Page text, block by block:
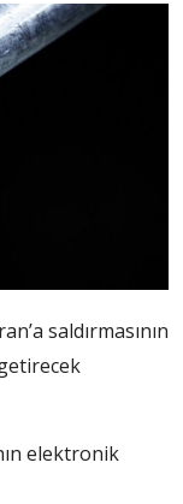
saldırmasının
elektronik